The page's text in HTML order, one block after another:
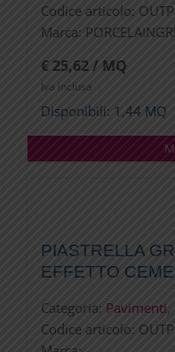
Codice articolo:
Marca:
€ 25,62 / MQ
Iva inclusa
Disponibili: 1,44 MQ
PIASTRELLA
EFFETTO
Categoria: Pavimenti,
Codice articolo: